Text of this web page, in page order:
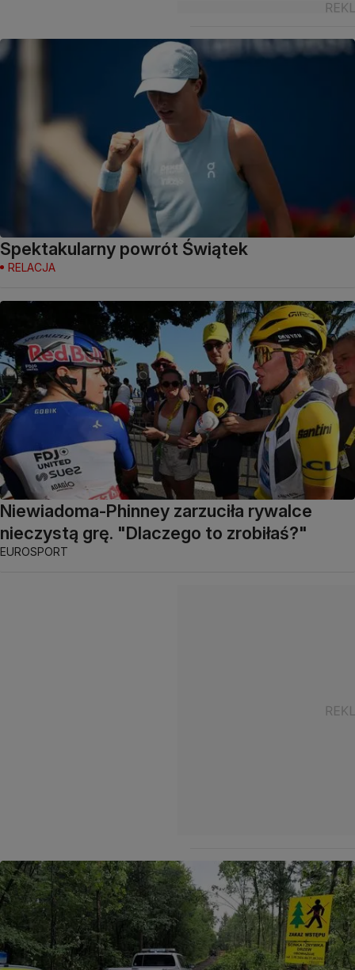
Spektakularny powrót Świątek
RELACJA
Niewiadoma-Phinney zarzuciła rywalce
nieczystą grę. "Dlaczego to zrobiłaś?"
EUROSPORT